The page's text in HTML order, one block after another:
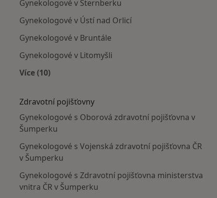
Gynekologové v Šternberku
Gynekologové v Ústí nad Orlicí
Gynekologové v Bruntále
Gynekologové v Litomyšli
Více (10)
Zdravotní pojišťovny
Gynekologové s Oborová zdravotní pojišťovna v
Šumperku
Gynekologové s Vojenská zdravotní pojišťovna ČR
v Šumperku
Gynekologové s Zdravotní pojišťovna ministerstva
vnitra ČR v Šumperku